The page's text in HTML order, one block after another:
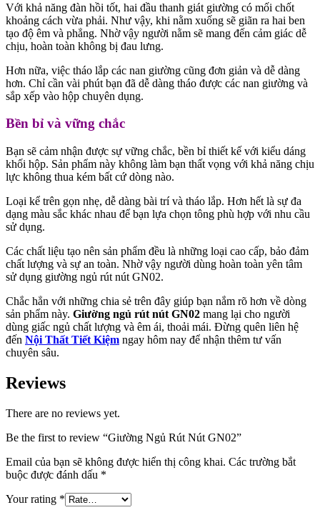
Với khả năng đàn hồi tốt, hai đầu thanh giát giường có mối chốt
khoảng cách vừa phải. Như vậy, khi nằm xuống sẽ giãn ra hai ben
tạo độ êm và phẳng. Nhờ vậy người nằm sẽ mang đến cảm giác dễ
chịu, hoàn toàn không bị đau lưng.
Hơn nữa, việc tháo lắp các nan giường cũng đơn giản và dễ dàng
hơn. Chỉ cần vài phút bạn đã dễ dàng tháo được các nan giường và
sắp xếp vào hộp chuyên dụng.
Bền bỉ và vững chắc
Bạn sẽ cảm nhận được sự vững chắc, bền bỉ thiết kế với kiểu dáng
khối hộp. Sản phẩm này không làm bạn thất vọng với khả năng chịu
lực không thua kém bất cứ dòng nào.
Loại kể trên gọn nhẹ, dễ dàng bài trí và tháo lắp. Hơn hết là sự đa
dạng màu sắc khác nhau để bạn lựa chọn tông phù hợp với nhu cầu
sử dụng.
Các chất liệu tạo nên sản phẩm đều là những loại cao cấp, bảo đảm
chất lượng và sự an toàn. Nhờ vậy người dùng hoàn toàn yên tâm
sử dụng giường ngủ rút nút GN02.
Chắc hẳn với những chia sẻ trên đây giúp bạn nắm rõ hơn về dòng
sản phẩm này. Giường ngủ rút nút GN02 mang lại cho người
dùng giấc ngủ chất lượng và êm ái, thoải mái. Đừng quên liên hệ
đến Nội Thất Tiết Kiệm ngay hôm nay để nhận thêm tư vấn
chuyên sâu.
Reviews
There are no reviews yet.
Be the first to review “Giường Ngủ Rút Nút GN02”
Email của bạn sẽ không được hiển thị công khai. Các trường bắt
buộc được đánh dấu *
Your rating *